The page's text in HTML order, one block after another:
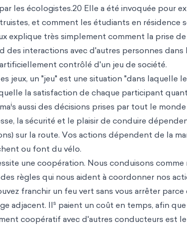
les écologistes.20 Elle a été invoquée pour
et comment les étudiants en résidence
explique très simplement comment la prise
des interactions avec d'autres personnes
contrôlé d'un jeu de société.
jeux, un "jeu" est une situation "dans laquelle
la satisfaction de chaque participant
is aussi des décisions prises par tout le
la sécurité et le plaisir de conduire
sur la route. Vos actions dépendent de la
ou font du vélo.
une coopération. Nous conduisons
règles qui nous aident à coordonner nos
franchir un feu vert sans vous arrêter
adjacent. Ils paient un coût en temps, afin
coopératif avec d'autres conducteurs est